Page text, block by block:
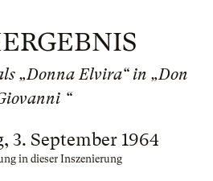
„Donna Elvira“ in „Don
“
3. September 1964
in dieser Inszenierung